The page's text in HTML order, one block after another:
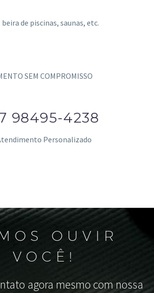
de piscinas, saunas, etc.
SEM COMPROMISSO
98495-4238
Personalizado
OUVIR
VOCÊ!
agora mesmo com nossa